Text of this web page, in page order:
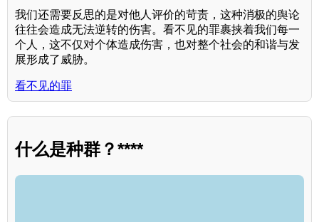
我们还需要反思的是对他人评价的苛责，这种消极的舆论
往往会造成无法逆转的伤害。看不见的罪裹挟着我们每一
个人，这不仅对个体造成伤害，也对整个社会的和谐与发
展形成了威胁。
看不见的罪
什么是种群？****